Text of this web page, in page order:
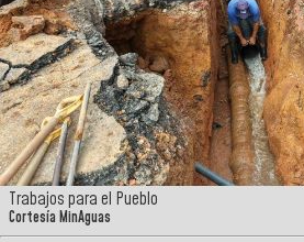
Trabajos para el Pueblo
Cortesía MinAguas